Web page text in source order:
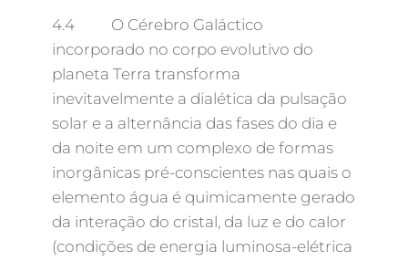
4.4 O Cérebro Galáctico
incorporado no corpo evolutivo do
planeta Terra transforma
inevitavelmente a dialética da pulsação
solar e a alternância das fases do dia e
da noite em um complexo de formas
inorgânicas pré-conscientes nas quais o
elemento água é quimicamente gerado
da interação do cristal, da luz e do calor
(condições de energia luminosa-elétrica